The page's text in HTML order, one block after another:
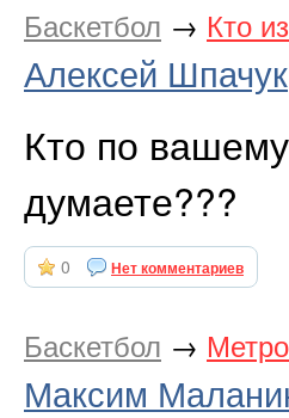
Баскетбол → Кто
Алексей Шпачук
Кто по
думаете???
0 Нет комментариев
Баскетбол →
Максим